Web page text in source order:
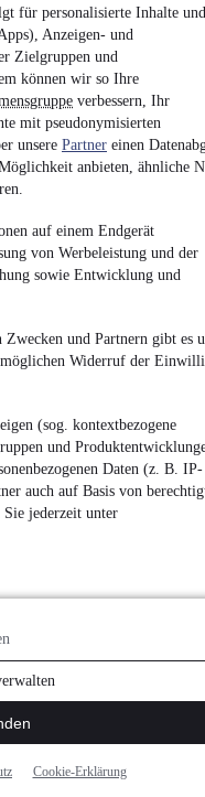
für personalisierte Inhalte und
Anzeigen- und
Zielgruppen und
können wir so Ihre
verbessern, Ihr
mit pseudonymisierten
unsere Partner einen
anbieten, ähnliche
auf einem Endgerät
von Werbeleistung und der
sowie Entwicklung und
und Partnern gibt es
Widerruf der
(sog. kontextbezogene
und
Daten (z. B. IP-
auch auf Basis von
Sie jederzeit unter
Cookie-Erklärung
undGebrauchtwagen: